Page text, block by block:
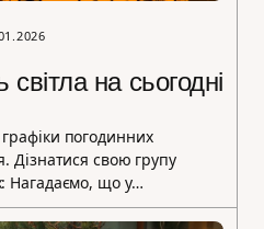
на сьогодні
погодинних
Дізнатися свою групу
Нагадаємо, що у…